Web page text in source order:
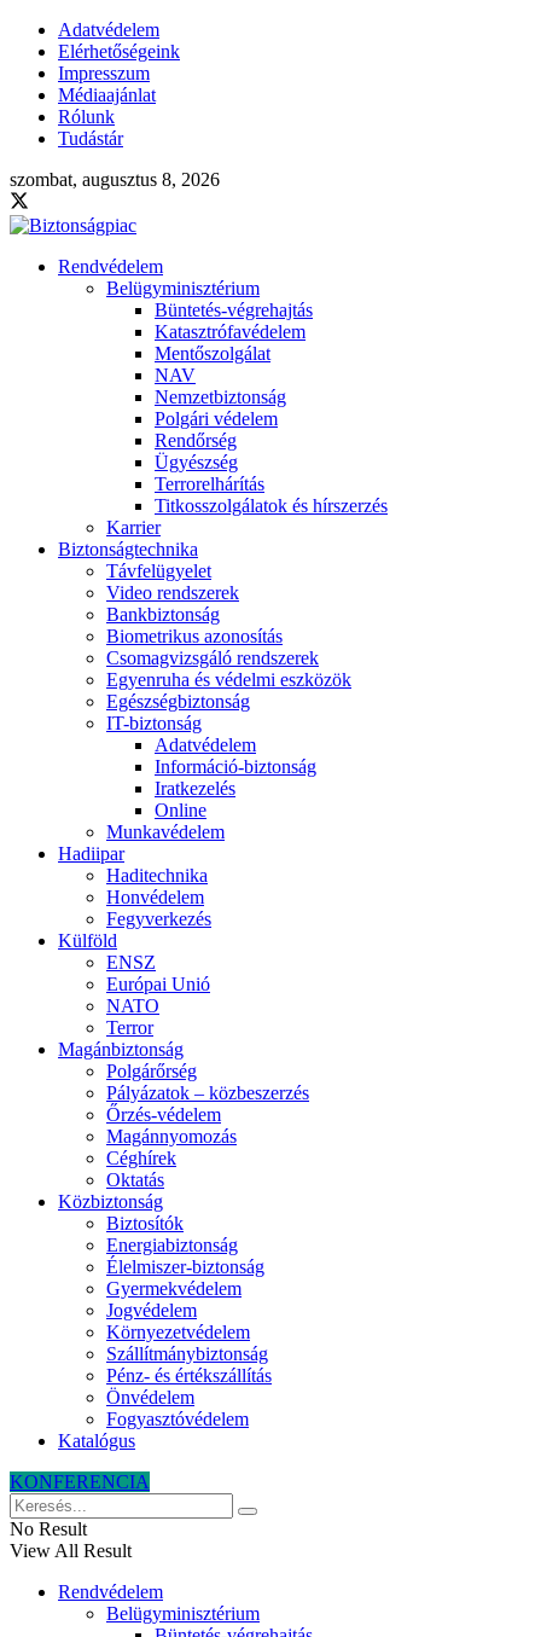
Adatvédelem
Elérhetőségeink
Impresszum
Médiaajánlat
Rólunk
Tudástár
szombat, augusztus 8, 2026
Rendvédelem
Belügyminisztérium
Büntetés-végrehajtás
Katasztrófavédelem
Mentőszolgálat
NAV
Nemzetbiztonság
Polgári védelem
Rendőrség
Ügyészség
Terrorelhárítás
Titkosszolgálatok és hírszerzés
Karrier
Biztonságtechnika
Távfelügyelet
Video rendszerek
Bankbiztonság
Biometrikus azonosítás
Csomagvizsgáló rendszerek
Egyenruha és védelmi eszközök
Egészségbiztonság
IT-biztonság
Adatvédelem
Információ-biztonság
Iratkezelés
Online
Munkavédelem
Hadiipar
Haditechnika
Honvédelem
Fegyverkezés
Külföld
ENSZ
Európai Unió
NATO
Terror
Magánbiztonság
Polgárőrség
Pályázatok – közbeszerzés
Őrzés-védelem
Magánnyomozás
Céghírek
Oktatás
Közbiztonság
Biztosítók
Energiabiztonság
Élelmiszer-biztonság
Gyermekvédelem
Jogvédelem
Környezetvédelem
Szállítmánybiztonság
Pénz- és értékszállítás
Önvédelem
Fogyasztóvédelem
Katalógus
KONFERENCIA
No Result
View All Result
Rendvédelem
Belügyminisztérium